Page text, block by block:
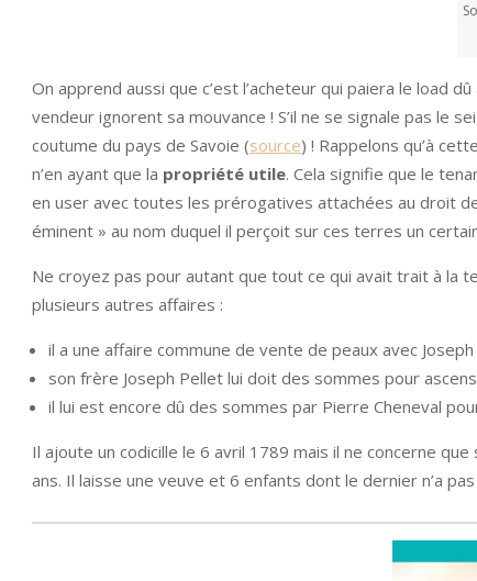
On apprend aussi que c’est l’acheteur qui paiera le load
vendeur ignorent sa mouvance ! S’il ne se signale pas le
coutume du pays de Savoie (source) ! Rappelons qu’à
n’en ayant que la propriété utile. Cela signifie que le
en user avec toutes les prérogatives attachées au droit
éminent » au nom duquel il perçoit sur ces terres un
Ne croyez pas pour autant que tout ce qui avait trait à la
plusieurs autres affaires :
il a une affaire commune de vente de peaux avec Joseph
son frère Joseph Pellet lui doit des sommes pour
il lui est encore dû des sommes par Pierre Cheneval
Il ajoute un codicille le 6 avril 1789 mais il ne concerne
ans. Il laisse une veuve et 6 enfants dont le dernier n’a